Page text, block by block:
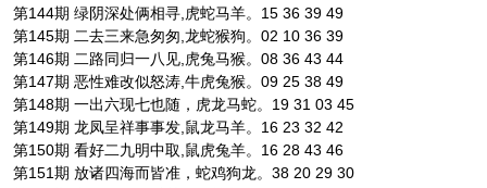
第144期 绿阴深处俩相寻,虎蛇马羊。15 36 39 49
第145期 二去三来急匆匆,龙蛇猴狗。02 10 36 39
第146期 二路同归一八见,虎兔马猴。08 36 43 44
第147期 恶性难改似怒涛,牛虎兔猴。09 25 38 49
第148期 一出六现七也随，虎龙马蛇。19 31 03 45
第149期 龙凤呈祥事事发,鼠龙马羊。16 23 32 42
第150期 看好二九明中取,鼠虎兔羊。16 28 43 46
第151期 放诸四海而皆准，蛇鸡狗龙。38 20 29 30